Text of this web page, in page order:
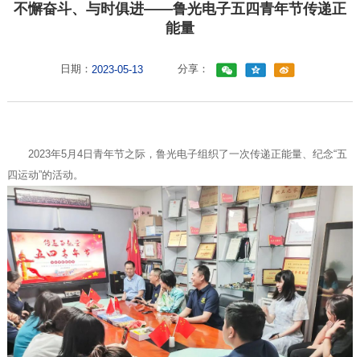
不懈奋斗、与时俱进——鲁光电子五四青年节传递正
能量
日期： 2023-05-13 分享：
2023年5月4日青年节之际，鲁光电子组织了一次传递正能量、纪念“五
四运动”的活动。